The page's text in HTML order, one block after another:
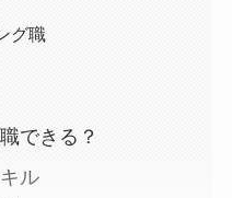
グ職
できる？
ル